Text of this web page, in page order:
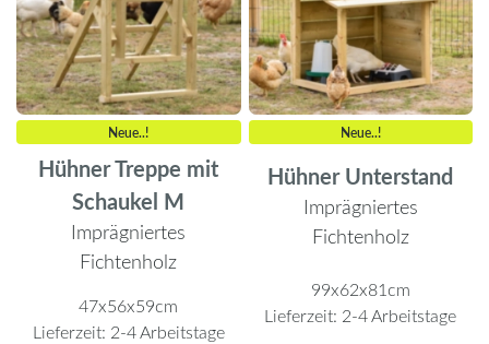
Neue..!
Hühner Treppe mit
Schaukel M
Imprägniertes
Fichtenholz
47x56x59cm
Lieferzeit: 2-4 Arbeitstage
Neue..!
Hühner Unterstand
Imprägniertes
Fichtenholz
99x62x81cm
Lieferzeit: 2-4 Arbeitstage